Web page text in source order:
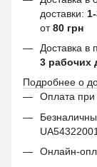
доставки:
от80 грн
Доставка в
3 рабочих
Подробнее о
Оплата при
Онлайн-